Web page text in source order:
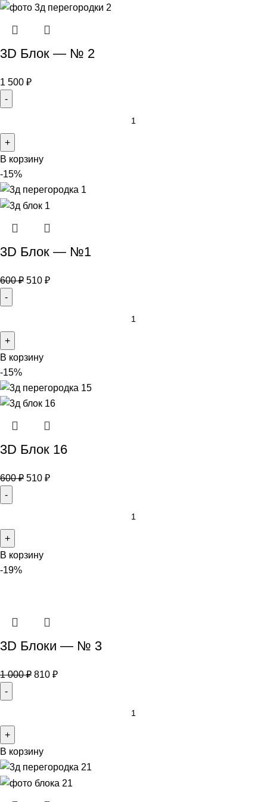
3D Блок — № 2
1 500 ₽
В корзину
-15%
3D Блок — №1
600₽ 510 ₽
В корзину
-15%
3D Блок 16
600₽ 510 ₽
В корзину
-19%
3D Блоки — № 3
1 000₽ 810 ₽
В корзину